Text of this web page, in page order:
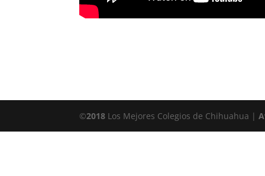
©2018 Los Mejores Colegios de Chihuahua |